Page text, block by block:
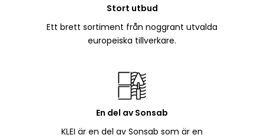
Stort utbud
Ett brett sortiment från noggrant utvalda
europeiska tillverkare.
En del av Sonsab
KLEI är en del av Sonsab som är en